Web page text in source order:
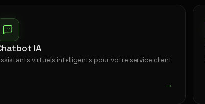
IA
virtuels intelligents pour votre service client
→